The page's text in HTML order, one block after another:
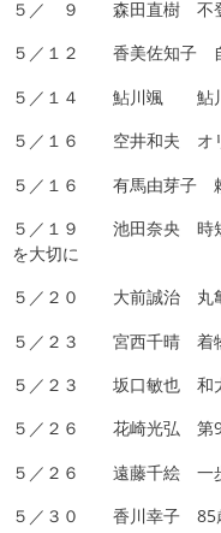
５／ ９ 森田直樹 不登
５／１２ 香美佐知子 自
５／１４ 鮎川颯 鮎川
５／１６ 空井和夫 オリ
５／１６ 有馬由芽子 頼
５／１９ 池田奈央 時短
を大切に
５／２０ 大前誠治 丸亀
５／２３ 宮西千晴 着
５／２３ 坂口敏也 和太
５／２６ 花崎光弘 第90
５／２６ 遠藤千絵 一歩
５／３０ 香川幸子 85